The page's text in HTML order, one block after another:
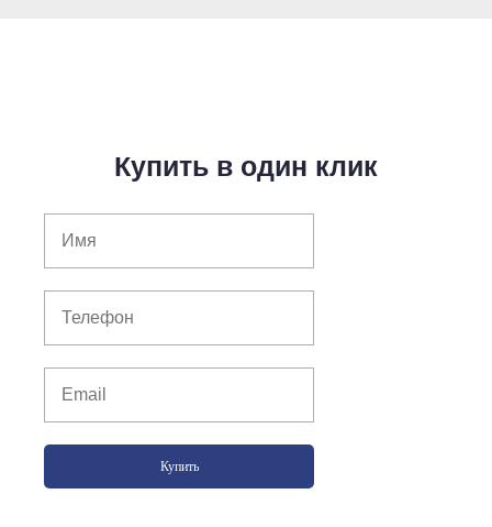
Купить в один клик
Купить